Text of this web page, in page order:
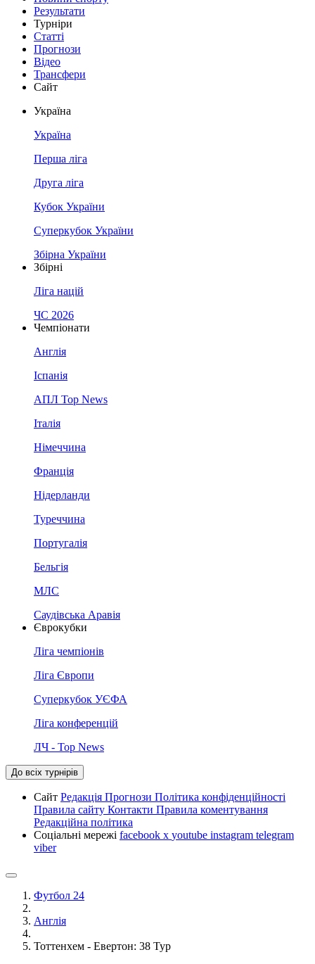
Результати
Турніри
Статті
Прогнози
Відео
Трансфери
Сайт
Україна
Україна
Перша ліга
Друга ліга
Кубок України
Суперкубок України
Збірна України
Збірні
Ліга націй
ЧС 2026
Чемпіонати
Англія
Іспанія
АПЛ Top News
Італія
Німеччина
Франція
Нідерланди
Туреччина
Португалія
Бельгія
МЛС
Саудівська Аравія
Єврокубки
Ліга чемпіонів
Ліга Європи
Суперкубок УЄФА
Ліга конференцій
ЛЧ - Top News
До всіх турнірів
Сайт Редакція Прогнози Політика конфіденційності
Правила сайту Контакти Правила коментування
Редакційна політика
Соціальні мережі facebook x youtube instagram telegram
viber
Футбол 24
Англія
Тоттенхем - Евертон: 38 Тур